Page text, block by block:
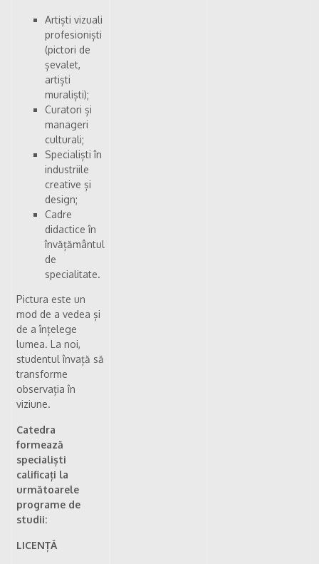
Artiști vizuali
profesioniști
(pictori de
șevalet,
artiști
muraliști);
Curatori și
manageri
culturali;
Specialiști în
industriile
creative și
design;
Cadre
didactice în
învățământul
de
specialitate.
Pictura este un
mod de a vedea și
de a înțelege
lumea. La noi,
studentul învață să
transforme
observația în
viziune.
Catedra
formează
specialiști
calificați la
următoarele
programe de
studii:
LICENȚĂ